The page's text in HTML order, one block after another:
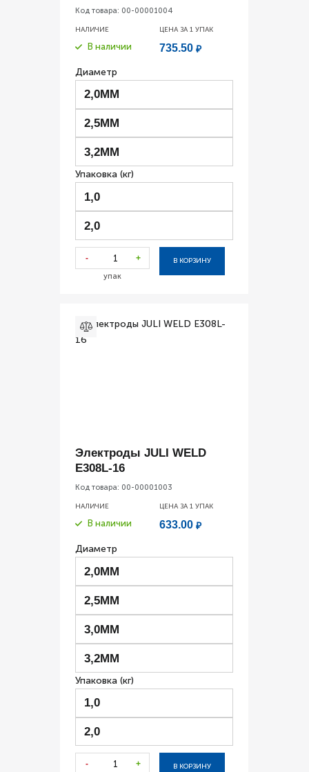
Код товара: 00-00001004
НАЛИЧИЕ
В наличии
ЦЕНА ЗА 1 УПАК
735.50 ₽
Диаметр
2,0ММ
2,5ММ
3,2ММ
Упаковка (кг)
1,0
2,0
- +
упак
В КОРЗИНУ
Электроды JULI WELD
E308L-16
Код товара: 00-00001003
НАЛИЧИЕ
В наличии
ЦЕНА ЗА 1 УПАК
633.00 ₽
Диаметр
2,0ММ
2,5ММ
3,0ММ
3,2ММ
Упаковка (кг)
1,0
2,0
- + В КОРЗИНУ